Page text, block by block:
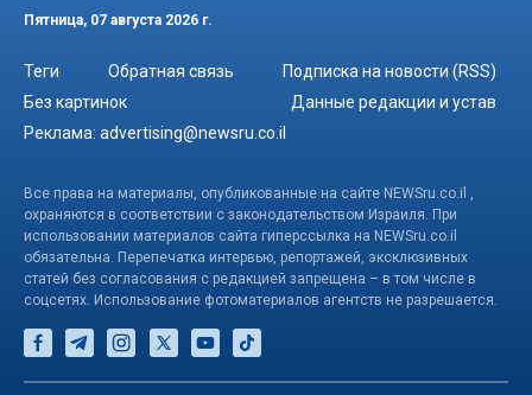
Пятница, 07 августа 2026 г.
Теги Обратная связь
Подписка на новости (RSS)
Без картинок
Данные редакции и устав
Реклама: advertising@newsru.co.il
Все права на материалы, опубликованные на сайте NEWSru.co.il ,
охраняются в соответствии с законодательством Израиля. При
использовании материалов сайта гиперссылка на NEWSru.co.il
обязательна. Перепечатка интервью, репортажей, эксклюзивных
статей без согласования с редакцией запрещена – в том числе в
соцсетях. Использование фотоматериалов агентств не разрешается.